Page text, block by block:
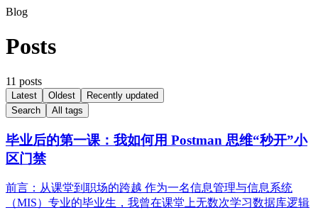
Blog
Posts
11 posts
Latest Oldest
Recently updated
Search
All tags
毕业后的第一课：我如何用 Postman 思维“秒开”小
区门禁
前言：从课堂到职场的跨越 作为一名信息管理与信息系统
（MIS）专业的毕业生，我曾在课堂上无数次学习数据库逻辑